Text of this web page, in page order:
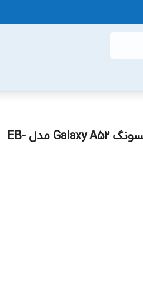
باتری اورجینال شرکتی سامسونگ Galaxy A52 مدل EB-